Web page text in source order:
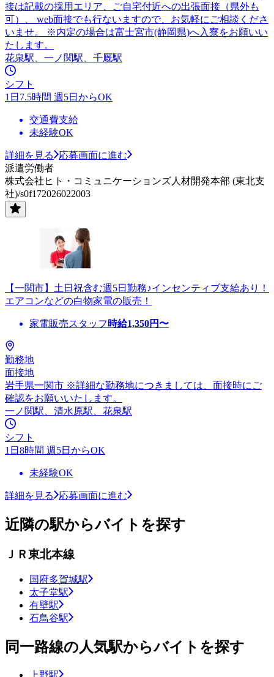
接は記載の採用エリア、ご自宅付近への出張面接（県外も
可）、 web面接でも行ないますので、お気軽にご相談くださ
いませ。 ※内定の場合は富士宮市(静岡県)へ入寮をお願いい
たします。
花泉駅、一ノ関駅、千厩駅
シフト
1日7.5時間 週5日からOK
交通費支給
未経験OK
詳細を見る
応募画面に進む
派遣労働者
株式会社ヒト・コミュニケーションズ人材開発本部 (東北支
社)/s0f172026022003
【一関市】土日祝含む週5日勤務♪インセンティブ支給あり！
エアコンなどの白物家電の販売！
家電販売スタッフ 時給1,350円〜
勤務地
面接地
岩手県一関市 ※詳細な勤務地につきましては、面接時にご
確認をお願いいたします。
一ノ関駅、清水原駅、花泉駅
シフト
1日8時間 週5日からOK
未経験OK
詳細を見る 応募画面に進む
近隣の駅からバイトを探す
ＪＲ東北本線
国府多賀城駅
太子堂駅
有壁駅
石鳥谷駅
同一路線の人気駅からバイトを探す